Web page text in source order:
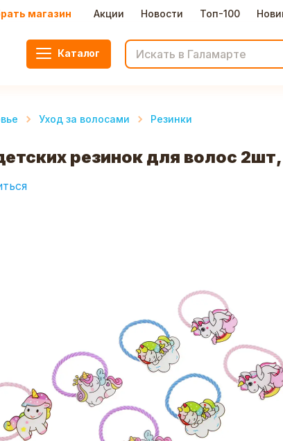
магазин Акции Новости Топ-100
Каталог
Уход за волосами Резинки
резинок для волос